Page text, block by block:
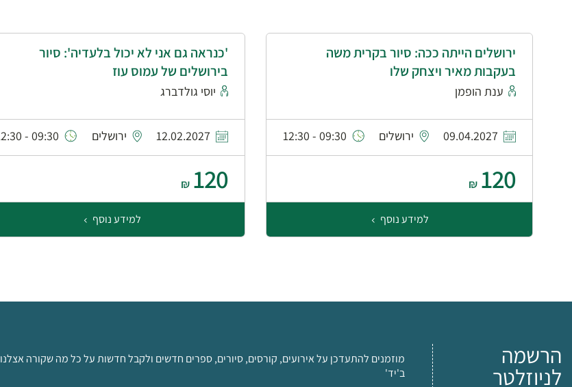
ירושלים הייתה ככה: סיור בקרית משה
בעקבות מאיר ויצחק שלו
ענת הופמן
09.04.2027 ירושלים 09:30 - 12:30
120
₪
למידע נוסף
'כנראה גם אני לא יכול בלעדיה': סיור
בירושלים של עמוס עוז
יוסי גולדברג
12.02.2027 ירושלים 09:30 - 12:30
120
₪
למידע נוסף
הרשמה
לניוזלטר
מוזמנים להתעדכן על אירועים, קורסים, סיורים, ספרים חדשים ולקבל חדשות על כל מה שקורה אצלנו
ב'יד'